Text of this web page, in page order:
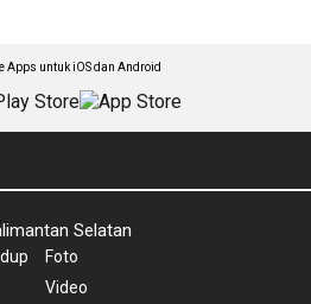
Apps untuk iOS dan Android
Selatan
Foto
Video